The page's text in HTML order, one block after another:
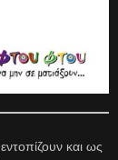
εντοπίζουν και ως